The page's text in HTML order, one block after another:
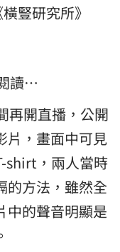
豎研究所》
讀…
再開直播，公開
片，畫面中可見
shirt，兩人當時
的方法，雖然全
中的聲音明顯是